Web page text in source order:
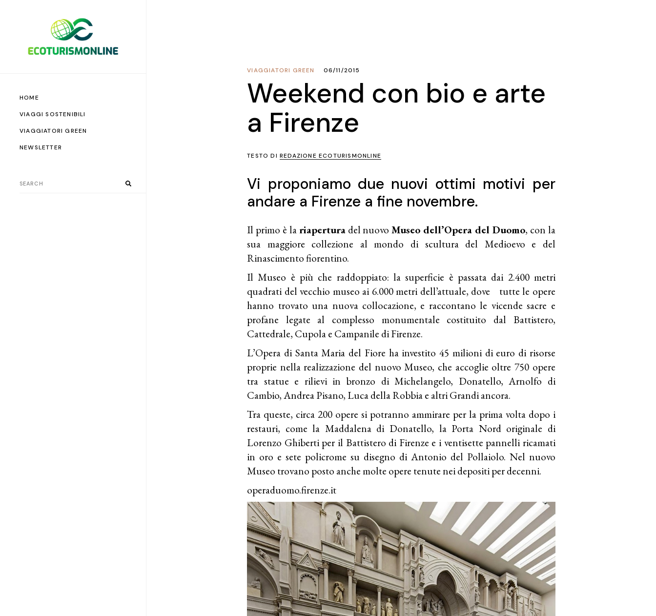
HOME
VIAGGI SOSTENIBILI
VIAGGIATORI GREEN
NEWSLETTER
VIAGGIATORI GREEN 06/11/2015
Weekend con bio e arte
a Firenze
TESTO DI REDAZIONE ECOTURISMONLINE
Vi proponiamo due nuovi ottimi motivi per
andare a Firenze a fine novembre.
Il primo è la riaperturadel nuovoMuseo dell’Opera del Duomo, con la
sua maggiore collezione al mondo di scultura del Medioevo e del
Rinascimento fiorentino.
Il Museo è più che raddoppiato: la superficie è passata dai 2.400 metri
quadrati del vecchio museo ai 6.000 metri dell’attuale, dove tutte le opere
hanno trovato una nuova collocazione, e raccontano le vicende sacre e
profane legate al complesso monumentale costituito dal Battistero,
Cattedrale, Cupola e Campanile di Firenze.
L’Opera di Santa Maria del Fiore ha investito 45 milioni di euro di risorse
proprie nella realizzazione del nuovo Museo, che accoglie oltre 750 opere
tra statue e rilievi in bronzo di Michelangelo, Donatello, Arnolfo di
Cambio, Andrea Pisano, Luca della Robbia e altri Grandi ancora.
Tra queste, circa 200 opere si potranno ammirare per la prima volta dopo i
restauri, come la Maddalena di Donatello, la Porta Nord originale di
Lorenzo Ghiberti per il Battistero di Firenze e i ventisette pannelli ricamati
in oro e sete policrome su disegno di Antonio del Pollaiolo. Nel nuovo
Museo trovano posto anche molte opere tenute nei depositi per decenni.
operaduomo.firenze.it